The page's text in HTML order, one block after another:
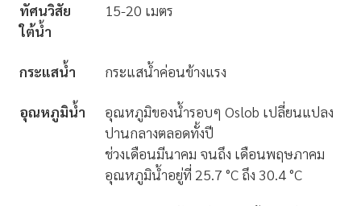
ทัศนวิสัย
ใต้น้ำ
15-20 เมตร
กระแสน้ำ กระแสน้ำค่อนข้างแรง
อุณหภูมิน้ำ
อุณหภูมิของน้ำรอบๆ Oslob เปลี่ยนแปลง
ปานกลางตลอดทั้งปี
ช่วงเดือนมีนาคม จนถึง เดือนพฤษภาคม
อุณหภูมิน้ำอยู่ที่ 25.7 °C ถึง 30.4 °C